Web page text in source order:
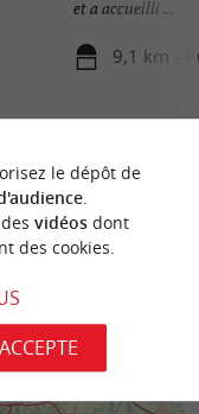
et a accueilli ...
9,1 km -
le dépôt de
.
vidéosdont
des cookies.